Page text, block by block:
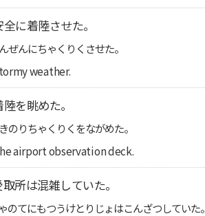
に着陸させた。
んにちゃくりくさせた。
weather.
を眺めた。
りちゃくりくをながめた。
airport observation deck.
所は混雑していた。
てにもつうけとりじょはこんざつしていた。